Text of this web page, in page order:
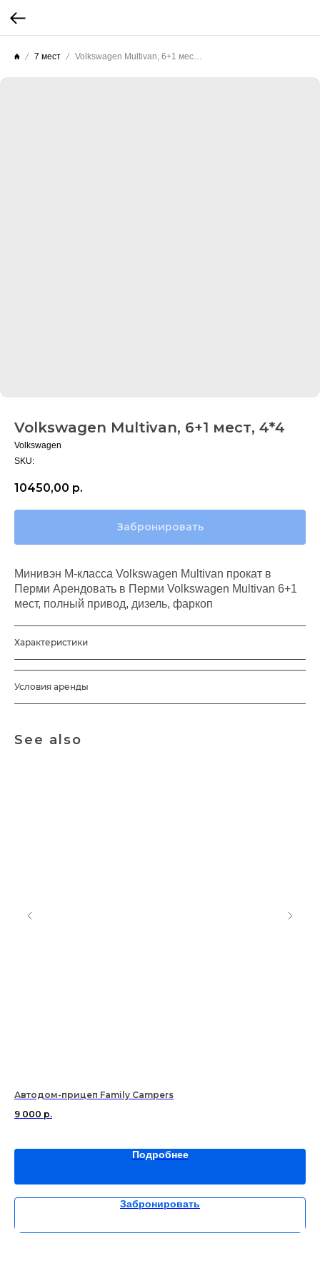
7 мест Volkswagen Multivan, 6+1 мест, 4*4
Volkswagen Multivan, 6+1 мест, 4*4
Volkswagen
SKU:
10450,00 р.
Забронировать
Минивэн M-класса Volkswagen Multivan прокат в
Перми Арендовать в Перми Volkswagen Multivan 6+1
мест, полный привод, дизель, фаркоп
Характеристики
Условия аренды
See also
Автодом-прицеп Family Campers
9 000 р.
Подробнее
Забронировать